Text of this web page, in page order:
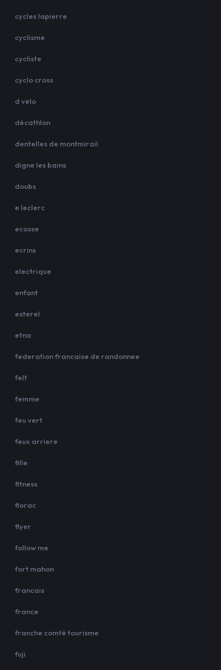
cycles lapierre
cyclisme
cycliste
cyclo cross
d velo
décathlon
dentelles de montmirail
digne les bains
doubs
e leclerc
ecosse
ecrins
electrique
enfant
esterel
etna
federation francaise de randonnee
felt
femme
feu vert
feux arriere
fille
fitness
florac
flyer
follow me
fort mahon
francais
france
franche comté tourisme
fuji